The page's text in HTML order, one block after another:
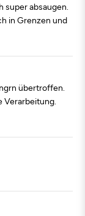
super absaugen.
in Grenzen und
übertroffen.
Verarbeitung.